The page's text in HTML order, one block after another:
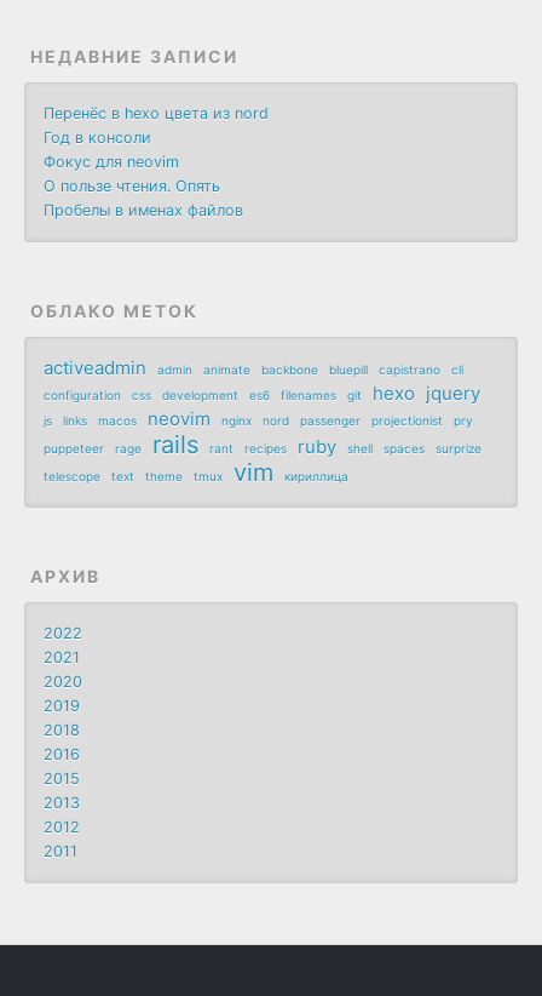
НЕДАВНИЕ ЗАПИСИ
Перенёс в hexo цвета из nord
Год в консоли
Фокус для neovim
О пользе чтения. Опять
Пробелы в именах файлов
ОБЛАКО МЕТОК
activeadmin admin animate backbone bluepill capistrano
cli
configuration
css development es6 filenames git hexo jquery
js links macos neovim nginx nord passenger projectionist
pry
puppeteer
rage rails rant recipes ruby shell spaces
surprize
telescope
text theme tmux vim кириллица
АРХИВ
2022
2021
2020
2019
2018
2016
2015
2013
2012
2011